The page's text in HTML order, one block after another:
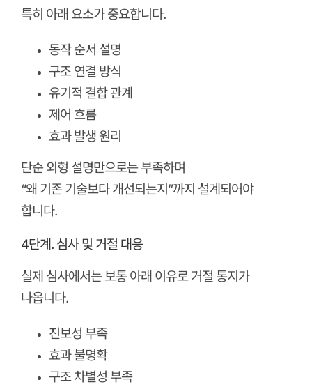
특히 아래 요소가 중요합니다.
동작 순서 설명
구조 연결 방식
유기적 결합 관계
제어 흐름
효과 발생 원리
단순 외형 설명만으로는 부족하며
“왜 기존 기술보다 개선되는지”까지 설계되어야
합니다.
4단계. 심사 및 거절 대응
실제 심사에서는 보통 아래 이유로 거절 통지가
나옵니다.
진보성 부족
효과 불명확
구조 차별성 부족